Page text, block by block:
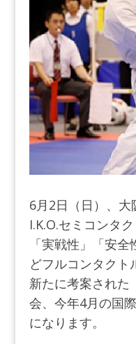
6月2日（日）、
I.K.O.セミコンタ
「実戦性」「安
どフルコンタク
新たに考案された
会、今年4月の国
になります。